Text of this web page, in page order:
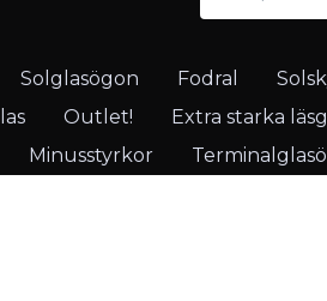
Solglasögon Fodral
Outlet! Extra starka
Minusstyrkor